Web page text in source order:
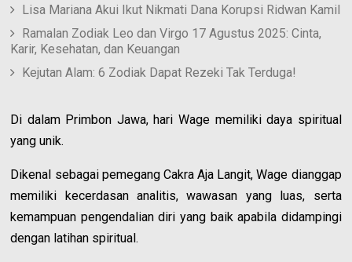
Lisa Mariana Akui Ikut Nikmati Dana Korupsi Ridwan Kamil
Ramalan Zodiak Leo dan Virgo 17 Agustus 2025: Cinta,
Karir, Kesehatan, dan Keuangan
Kejutan Alam: 6 Zodiak Dapat Rezeki Tak Terduga!
Di dalam Primbon Jawa, hari Wage memiliki daya spiritual
yang unik.
Dikenal sebagai pemegang Cakra Aja Langit, Wage dianggap
memiliki kecerdasan analitis, wawasan yang luas, serta
kemampuan pengendalian diri yang baik apabila didampingi
dengan latihan spiritual.